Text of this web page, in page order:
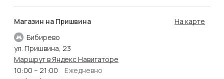
Магазин на Пришвина
Бибирево
На карте
ул. Пришвина, 23
Маршрут в Яндекс Навигаторе
10:00 – 21:00
Ежедневно